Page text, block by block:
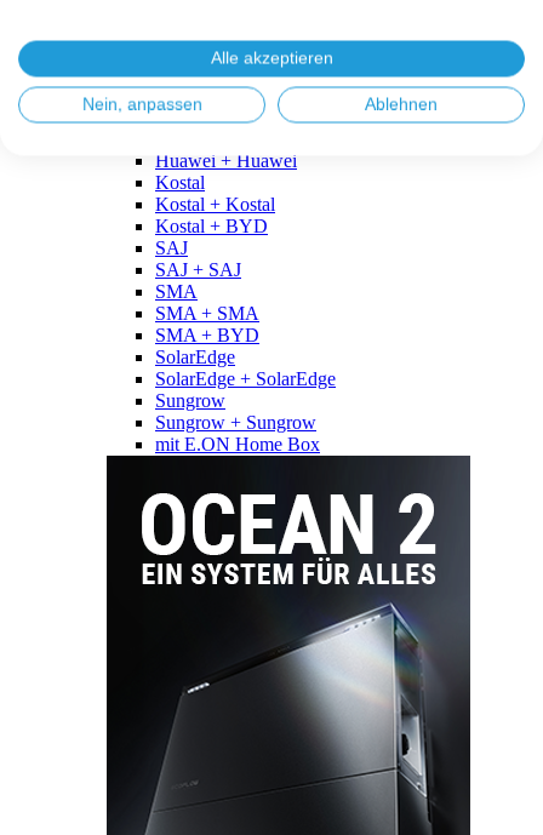
Fronius + BYD
GoodWe
GoodWe + GoodWe
GoodWe + BYD
Huawei + Huawei
Kostal
Kostal + Kostal
Kostal + BYD
SAJ
SAJ + SAJ
SMA
SMA + SMA
SMA + BYD
SolarEdge
SolarEdge + SolarEdge
Sungrow
Sungrow + Sungrow
mit E.ON Home Box
Alle akzeptieren
Nein, anpassen Ablehnen